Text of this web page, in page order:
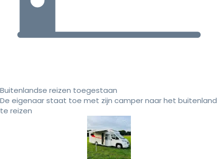
Buitenlandse reizen toegestaan
De eigenaar staat toe met zijn camper naar het buitenland
te reizen